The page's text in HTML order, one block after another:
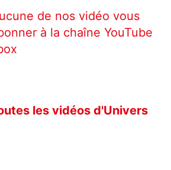
de nos vidéo vous
à la chaîne YouTube
les vidéos d'Univers